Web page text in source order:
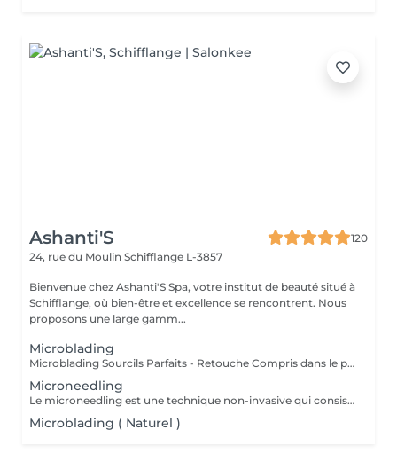
Ashanti'S
120
24, rue du Moulin Schifflange L-3857
Bienvenue chez Ashanti'S Spa, votre institut de beauté situé à
Schifflange, où bien-être et excellence se rencontrent. Nous
proposons une large gamm...
Microblading
Microblading Sourcils Parfaits - Retouche Compris dans le prix. Un sourcil dessiné avec précision poil à poil, pour un résultat ultra-naturel qui sublime votre regard. Chaque prestation est personnalisée selon la forme de votre visage, votre style et vos envies, pour un effet harmonieux et élégant. Bienfaits : Sourcils pleins et parfaitement dessinés Résultat naturel, comme vos vrais poils Gain de temps au quotidien : fini le maquillage des sourcils Retouche possible pour un effet durable Résultat : un regard sublimé, structuré et naturel, qui attire tous les regards Sur rendez-vous !
Microneedling
Le microneedling est une technique non-invasive qui consiste à créer des micro-perforations sur la peau à l'aide d'une pièce à main équipée de micro-aiguilles. A chaque passage, celles-ci stimulent l'épiderme et agissent sur la circulation sanguine. La production d'élastine, de fibroblastes et de collagène, responsables de l'élasticité et de la fermeté de la peau, est relancée, ce qui densifie le derme et booste sa qualité.
Microblading ( Naturel )